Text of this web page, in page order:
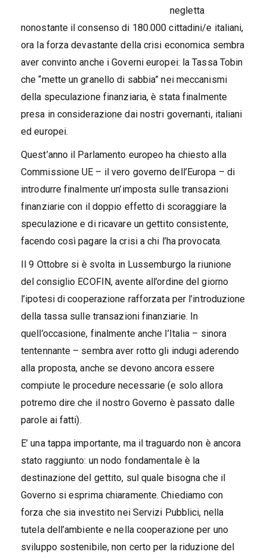
negletta
nonostante il consenso di 180.000 cittadini/e italiani,
ora la forza devastante della crisi economica sembra
aver convinto anche i Governi europei: la Tassa Tobin
che “mette un granello di sabbia” nei meccanismi
della speculazione finanziaria, è stata finalmente
presa in considerazione dai nostri governanti, italiani
ed europei.
Quest’anno il Parlamento europeo ha chiesto alla
Commissione UE – il vero governo dell’Europa – di
introdurre finalmente un’imposta sulle transazioni
finanziarie con il doppio effetto di scoraggiare la
speculazione e di ricavare un gettito consistente,
facendo così pagare la crisi a chi l’ha provocata.
Il 9 Ottobre si è svolta in Lussemburgo la riunione
del consiglio ECOFIN, avente all’ordine del giorno
l’ipotesi di cooperazione rafforzata per l’introduzione
della tassa sulle transazioni finanziarie. In
quell’occasione, finalmente anche l’Italia – sinora
tentennante – sembra aver rotto gli indugi aderendo
alla proposta, anche se devono ancora essere
compiute le procedure necessarie (e solo allora
potremo dire che il nostro Governo è passato dalle
parole ai fatti).
E’ una tappa importante, ma il traguardo non è ancora
stato raggiunto: un nodo fondamentale è la
destinazione del gettito, sul quale bisogna che il
Governo si esprima chiaramente. Chiediamo con
forza che sia investito nei Servizi Pubblici, nella
tutela dell’ambiente e nella cooperazione per uno
sviluppo sostenibile, non certo per la riduzione del